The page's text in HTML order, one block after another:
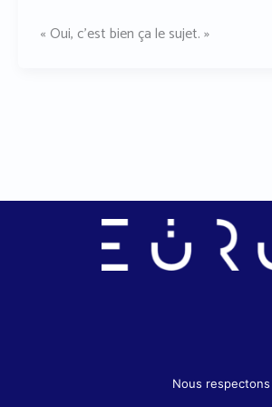
« Oui, c’est bien ça le sujet. »
Nous